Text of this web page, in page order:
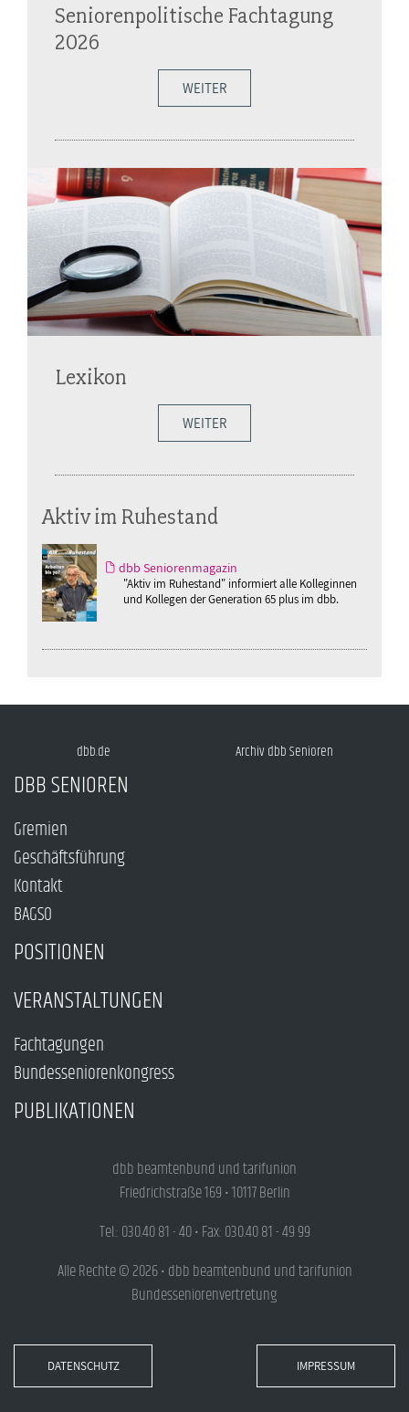
Seniorenpolitische Fachtagung
2026
WEITER
Lexikon
WEITER
Aktiv im Ruhestand
dbb Seniorenmagazin
"Aktiv im Ruhestand" informiert alle Kolleginnen
und Kollegen der Generation 65 plus im dbb.
dbb.de Archiv dbb Senioren
DBB SENIOREN
Gremien
Geschäftsführung
Kontakt
BAGSO
POSITIONEN
VERANSTALTUNGEN
Fachtagungen
Bundesseniorenkongress
PUBLIKATIONEN
dbb beamtenbund und tarifunion
Friedrichstraße 169 • 10117 Berlin
Tel.: 030.40 81 - 40 • Fax: 030.40 81 - 49 99
Alle Rechte © 2026 • dbb beamtenbund und tarifunion
Bundesseniorenvertretung
DATENSCHUTZ IMPRESSUM